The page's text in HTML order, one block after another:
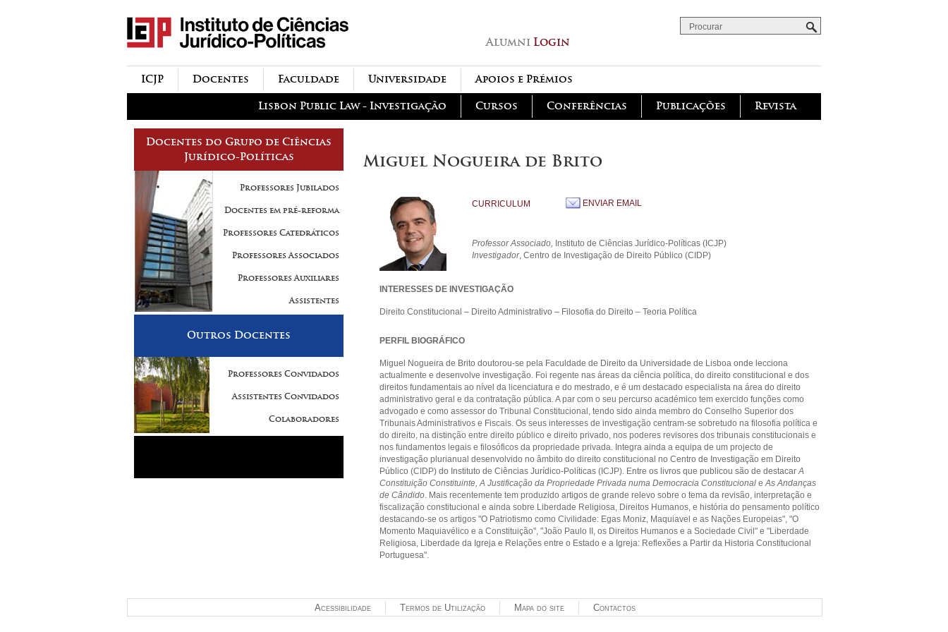
icjp
Alumni Login
Formulário de procura
menu-institucional Apoios e Prémios
Universidade
Faculdade
Docentes
ICJP
Revista
Publicações
Conferências
Cursos
Lisbon Public Law - Investigação
Docentes do Grupo de Ciências
Jurídico-Políticas
Professores Jubilados
Docentes em pré-reforma
Professores Catedráticos
Professores Associados
Professores Auxiliares
Assistentes
Outros Docentes
Professores Convidados
Assistentes Convidados
Colaboradores
Miguel Nogueira de Brito
CURRICULUM ENVIAR EMAIL
Professor Associado, Instituto de Ciências Jurídico-Políticas (ICJP)
Investigador, Centro de Investigação de Direito Público (CIDP)
INTERESSES DE INVESTIGAÇÃO
Direito Constitucional – Direito Administrativo – Filosofia do Direito – Teoria Política
PERFIL BIOGRÁFICO
Miguel Nogueira de Brito doutorou-se pela Faculdade de Direito da Universidade de Lisboa onde lecciona
actualmente e desenvolve investigação. Foi regente nas áreas da ciência política, do direito constitucional e dos
direitos fundamentais ao nível da licenciatura e do mestrado, e é um destacado especialista na área do direito
administrativo geral e da contratação pública. A par com o seu percurso académico tem exercido funções como
advogado e como assessor do Tribunal Constitucional, tendo sido ainda membro do Conselho Superior dos
Tribunais Administrativos e Fiscais. Os seus interesses de investigação centram-se sobretudo na filosofia política e
do direito, na distinção entre direito público e direito privado, nos poderes revisores dos tribunais constitucionais e
nos fundamentos legais e filosóficos da propriedade privada. Integra ainda a equipa de um projecto de
investigação plurianual desenvolvido no âmbito do direito constitucional no Centro de Investigação em Direito
Público (CIDP) do Instituto de Ciências Jurídico-Políticas (ICJP). Entre os livros que publicou são de destacarA
Constituição Constituinte, A Justificação da Propriedade Privada numa Democracia Constitucional e As Andanças
de Cândido . Mais recentemente tem produzido artigos de grande relevo sobre o tema da revisão, interpretação e
fiscalização constitucional e ainda sobre Liberdade Religiosa, Direitos Humanos, e história do pensamento político
destacando-se os artigos "O Patriotismo como Civilidade: Egas Moniz, Maquiavel e as Nações Europeias", "O
Momento Maquiavélico e a Constituição", "João Paulo II, os Direitos Humanos e a Sociedade Civil" e "Liberdade
Religiosa, Liberdade da Igreja e Relações entre o Estado e a Igreja: Reflexões a Partir da Historia Constitucional
Portuguesa".
Contactos
Mapa do site
Termos de Utilização
Acessibilidade